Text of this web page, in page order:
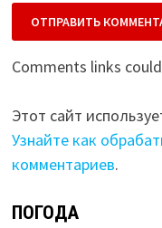
Comments links
Этот сайт
Узнайте как
комментариев.
ПОГОДА